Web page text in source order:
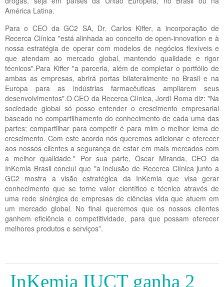
América Latina.
Para o CEO da GC2 SA, Dr. Carlos Kiffer, a incorporação de
Recerca Clínica "está alinhada ao conceito de open-innovation e à
nossa estratégia de operar com modelos de negócios flexíveis e
que atendam ao mercado global, mantendo qualidade e rigor
técnicos".Para Kiffer "a parceria, além de completar o portfólio de
ambas as empresas, abrirá portas bilateralmente no Brasil e na
Europa para as indústrias farmacêuticas ampliarem seus
desenvolvimentos".O CEO da Recerca Clínica, Jordi Roma diz: "Na
sociedade global só posso entender o crescimento empresarial
baseado no compartilhamento do conhecimento de cada uma das
partes; compartilhar para competir é para mim o melhor lema de
crescimento. Com este acordo nós queremos adicionar e oferecer
aos nossos clientes a segurança de estar em mais mercados com
a melhor qualidade." Por sua parte, Óscar Miranda, CEO da
InKemia Brasil conclui que "a inclusão de Recerca Clínica junto a
GC2 mostra a visão estratégica da InKemia que visa gerar
conhecimento que se torne valor científico e técnico através de
uma rede sinérgica de empresas de ciências vida que atuem em
um mercado global. No final queremos que os nossos clientes
ganhem eficiência e competitividade, para que possam oferecer
melhores produtos e serviços”.
InKemia IUCT ganha 2